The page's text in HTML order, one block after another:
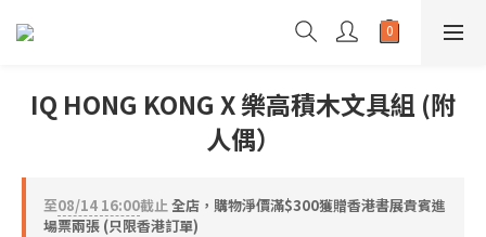
IQ HONG KONG X 樂高積木文具組 (附
人偶）
至08/14 16:00截止全店，購物淨價滿$300獲贈香港書展貴賓進
場票兩張 (只限香港訂單)